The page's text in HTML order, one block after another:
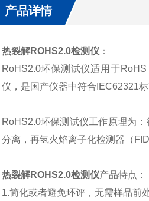
产品详情
热裂解ROHS2.0检测仪 ：
RoHS2.0环保测试仪适用于
仪，是国产仪器中符合IEC62321
RoHS2.0环保测试仪工作原理为
分离，再氢火焰离子化检测器（
热裂解ROHS2.0检测仪产品特点：
1.简化或者避免环评，无需样品前